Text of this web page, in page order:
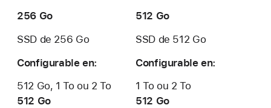
256 Go
SSD de 256 Go
Configurable en:
512 Go, 1 To ou 2 To
512 Go
SSD de 512 Go
Configurable en:
1 To ou 2 To
512 Go
512 Go